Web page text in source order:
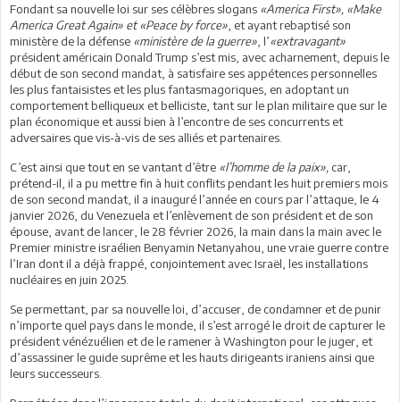
Fondant sa nouvelle loi sur ses célèbres slogans «America First», «Make
America Great Again» et «Peace by force» , et ayant rebaptisé son
ministère de la défense «ministère de la guerre» , l’«extravagant»
président américain Donald Trump s’est mis, avec acharnement, depuis le
début de son second mandat, à satisfaire ses appétences personnelles
les plus fantaisistes et les plus fantasmagoriques, en adoptant un
comportement belliqueux et belliciste, tant sur le plan militaire que sur le
plan économique et aussi bien à l’encontre de ses concurrents et
adversaires que vis-à-vis de ses alliés et partenaires.
C’est ainsi que tout en se vantant d’être «l’homme de la paix», car,
prétend-il, il a pu mettre fin à huit conflits pendant les huit premiers mois
de son second mandat, il a inauguré l’année en cours par l’attaque, le 4
janvier 2026, du Venezuela et l’enlèvement de son président et de son
épouse, avant de lancer, le 28 février 2026, la main dans la main avec le
Premier ministre israélien Benyamin Netanyahou, une vraie guerre contre
l’Iran dont il a déjà frappé, conjointement avec Israël, les installations
nucléaires en juin 2025.
Se permettant, par sa nouvelle loi, d’accuser, de condamner et de punir
n’importe quel pays dans le monde, il s’est arrogé le droit de capturer le
président vénézuélien et de le ramener à Washington pour le juger, et
d’assassiner le guide suprême et les hauts dirigeants iraniens ainsi que
leurs successeurs.